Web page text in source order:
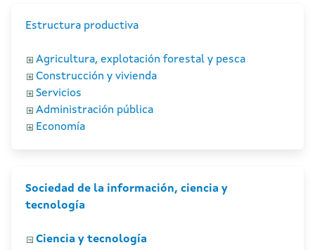
Estructura productiva
Agricultura, explotación forestal y pesca
Construcción y vivienda
Servicios
Administración pública
Economía
Sociedad de la información, ciencia y
tecnología
Ciencia y tecnología